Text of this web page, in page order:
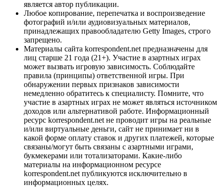
является автор публикации.
Любое копирование, перепечатка и воспроизведение
фотографий и/или аудиовизуальных материалов,
принадлежащих правообладателю Getty Images, строго
запрещено.
Материалы сайта korrespondent.net предназначены для
лиц старше 21 года (21+). Участие в азартных играх
может вызвать игровую зависимость. Соблюдайте
правила (принципы) ответственной игры. При
обнаружении первых признаков зависимости
немедленно обратитесь к специалисту. Помните, что
участие в азартных играх не может являться источником
доходов или альтернативой работе. Информационный
ресурс korrespondent.net не проводит игры на реальные
и/или виртуальные деньги, сайт не принимает ни в
какой форме оплату ставок и других платежей, которые
связаны/могут быть связаны с азартными играми,
букмекерами или тотализаторами. Какие-либо
материалы на информационном ресурсе
korrespondent.net публикуются исключительно в
информационных целях.